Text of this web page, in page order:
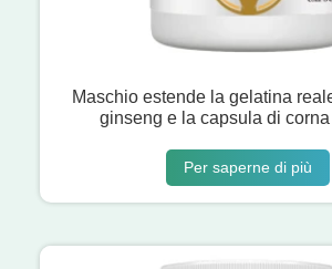
Maschio estende la gelatina
ginseng e la capsula di
Per saperne di più